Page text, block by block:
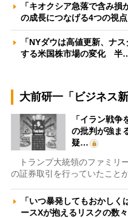
「キオクシア急落で含み
の成長につなげる4つの
「NYダウは高値更新、ナ
する米国株市場の変化 半
大前研一「ビジネス
「イラン戦
の批判が強ま
疑…
トランプ大統領のファミリ
の証券取引を行っていたこと
「いつ暴発してもおかし
ースXが抱えるリスクの数